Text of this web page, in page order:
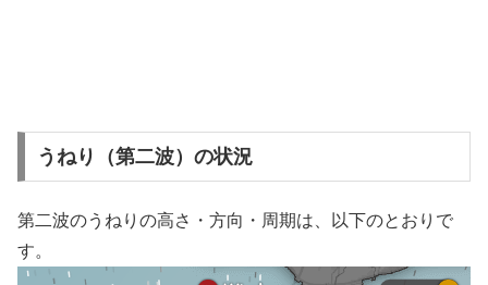
うねり（第二波）の状況
第二波のうねりの高さ・方向・周期は、以下のとおりで
す。